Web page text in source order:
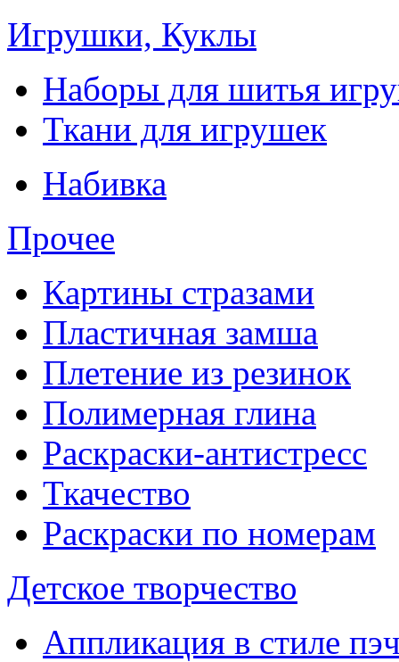
Игрушки, Куклы
Наборы для шитья
Ткани для игрушек
Набивка
Прочее
Картины стразами
Пластичная замша
Плетение из резинок
Полимерная глина
Раскраски-антистресс
Ткачество
Раскраски по номерам
Детское творчество
Аппликация в стиле